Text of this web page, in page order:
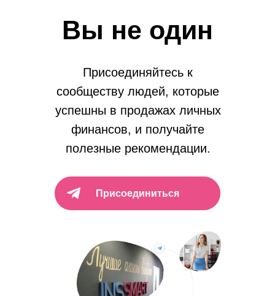
Вы не один
Присоединяйтесь к
сообществу людей, которые
успешны в продажах личных
финансов, и получайте
полезные рекомендации.
Присоединиться